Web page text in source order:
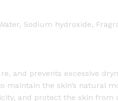
Sodium hydroxide,
and prevents excessive
maintain the skin’s natural
and protect the skin from